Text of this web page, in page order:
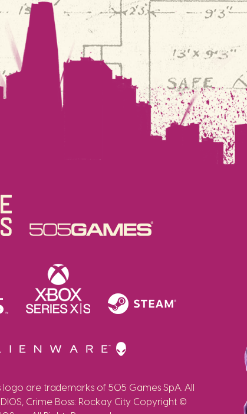
are trademarks of 505 Games SpA. All
Crime Boss: Rockay City Copyright ©